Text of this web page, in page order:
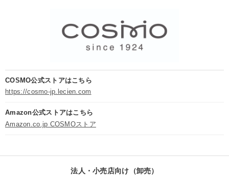
COSMO公式ストアはこちら
https://cosmo-jp.lecien.com
Amazon公式ストアはこちら
Amazon.co.jp COSMOストア
法人・小売店向け（卸売）